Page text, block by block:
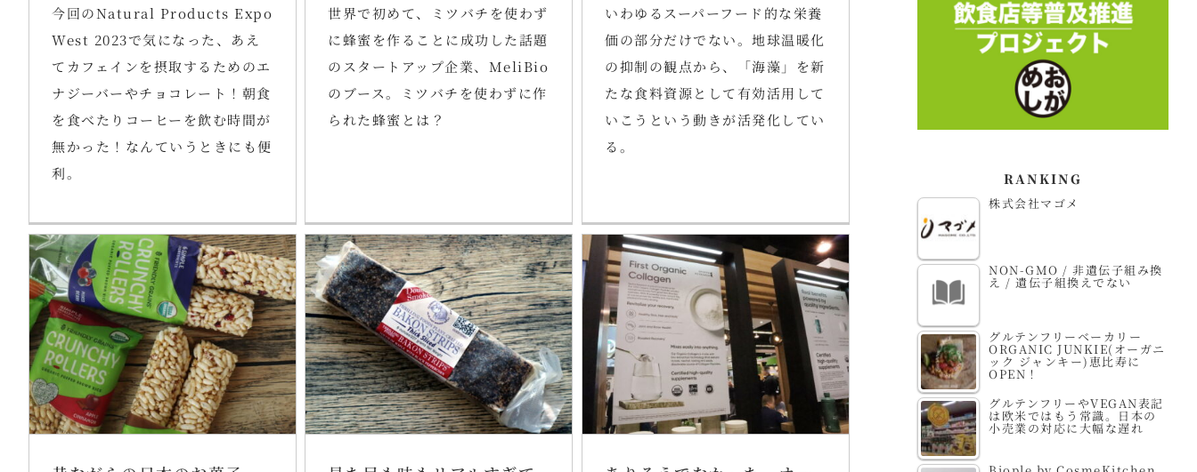
今回のNatural Products Expo
West 2023で気になった、あえ
てカフェインを摂取するためのエ
ナジーバーやチョコレート！朝食
を食べたりコーヒーを飲む時間が
無かった！なんていうときにも便
利。
世界で初めて、ミツバチを使わず
に蜂蜜を作ることに成功した話題
のスタートアップ企業、MeliBio
のブース。ミツバチを使わずに作
られた蜂蜜とは？
いわゆるスーパーフード的な栄養
価の部分だけでない。地球温暖化
の抑制の観点から、「海藻」を新
たな食料資源として有効活用して
いこうという動きが活発化してい
る。
RANKING
株式会社マゴメ
NON-GMO / 非遺伝子組み換
え / 遺伝子組換えでない
グルテンフリーベーカリー
ORGANIC JUNKIE(オーガニ
ック ジャンキー)恵比寿に
OPEN！
グルテンフリーやVEGAN表記
は欧米ではもう常識。日本の
小売業の対応に大幅な遅れ